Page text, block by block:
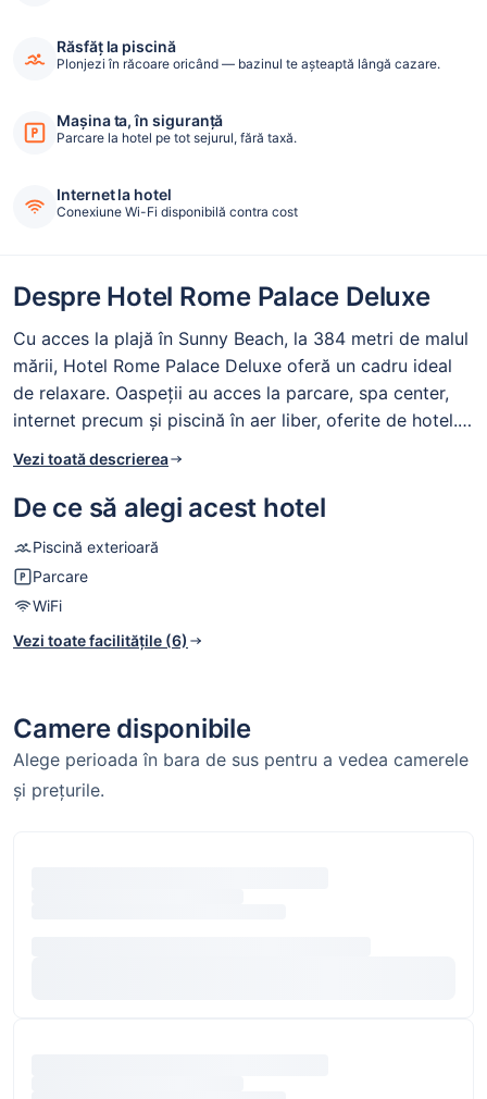
Răsfăț la piscină
Plonjezi în răcoare oricând — bazinul te așteaptă lângă cazare.
Mașina ta, în siguranță
Parcare la hotel pe tot sejurul, fără taxă.
Internet la hotel
Conexiune Wi-Fi disponibilă contra cost
Despre Hotel Rome Palace Deluxe
Cu acces la plajă în Sunny Beach, la 384 metri de malul
mării, Hotel Rome Palace Deluxe oferă un cadru ideal
de relaxare. Oaspeții au acces la parcare, spa center,
internet precum și piscină în aer liber, oferite de hotel.
În întregul hotel este disponibil acces la internet WiFi,
Vezi toată descrierea
De ce să alegi acest hotel
Piscină exterioară
Parcare
WiFi
Vezi toate facilitățile (6)
Camere disponibile
Alege perioada în bara de sus pentru a vedea camerele
și prețurile.